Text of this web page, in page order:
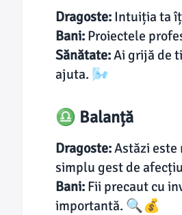
Dragoste: Intuiția ta
Bani: Proiectele
Sănătate:Ai grijă de
ajuta. 🌬️
♎ Balanță
Dragoste:Astăzi este
simplu gest de
Bani: Fii precaut cu
importantă. 🔍💰